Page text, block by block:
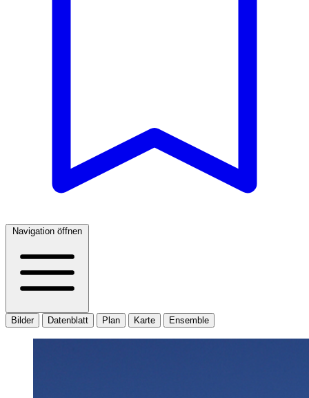
Navigation öffnen
Bilder Datenblatt Plan Karte Ensemble